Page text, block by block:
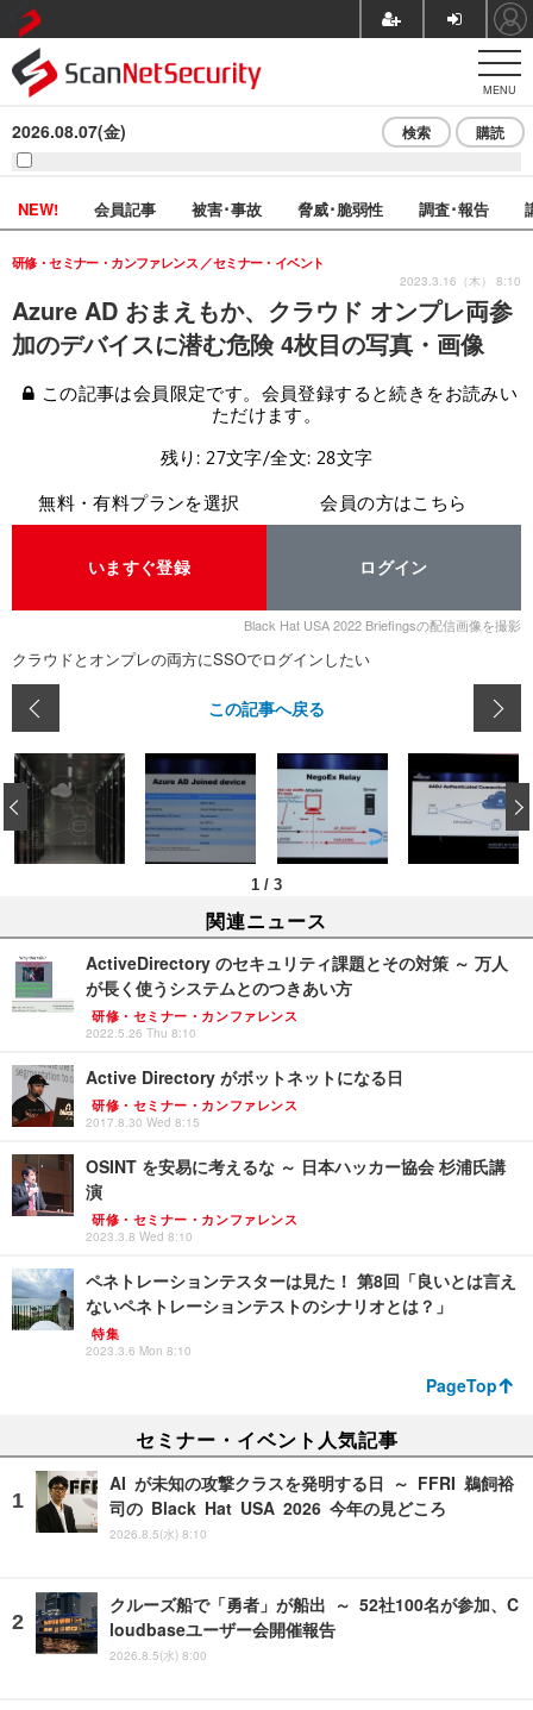
MENU
2026.08.07(金) 検索 購読
NEW! 会員記事 被害･事故 脅威･脆弱性 調査･報告
Azure AD おまえもか、クラウド オンプレ両参
加のデバイスに潜む危険 4枚目の写真・画像
研修・セミナー・カンファレンス セミナー・イベント
2023.3.16（木） 8:10
この記事は会員限定です。会員登録すると続きをお読みい
ただけます。
残り: 27文字/全文: 28文字
無料・有料プランを選択
いますぐ登録
会員の方はこちら
ログイン
Black Hat USA 2022 Briefingsの配信画像を撮影
クラウドとオンプレの両方にSSOでログインしたい
この記事へ戻る
1 / 3
‹
関連ニュース
ActiveDirectory のセキュリティ課題とその対策 ～ 万人
が長く使うシステムとのつきあい方
研修・セミナー・カンファレンス
2022.5.26 Thu 8:10
Active Directory がボットネットになる日
研修・セミナー・カンファレンス
2017.8.30 Wed 8:15
OSINT を安易に考えるな ～ 日本ハッカー協会 杉浦氏講
演
研修・セミナー・カンファレンス
2023.3.8 Wed 8:10
ペネトレーションテスターは見た！ 第8回「良いとは言え
ないペネトレーションテストのシナリオとは？」
特集
2023.3.6 Mon 8:10
PageTop
セミナー・イベント人気記事
AI が未知の攻撃クラスを発明する日 ～ FFRI 鵜飼裕
司の Black Hat USA 2026 今年の見どころ
2026.8.5(水) 8:10
クルーズ船で「勇者」が船出 ～ 52社100名が参加、C
loudbaseユーザー会開催報告
2026.8.5(水) 8:00